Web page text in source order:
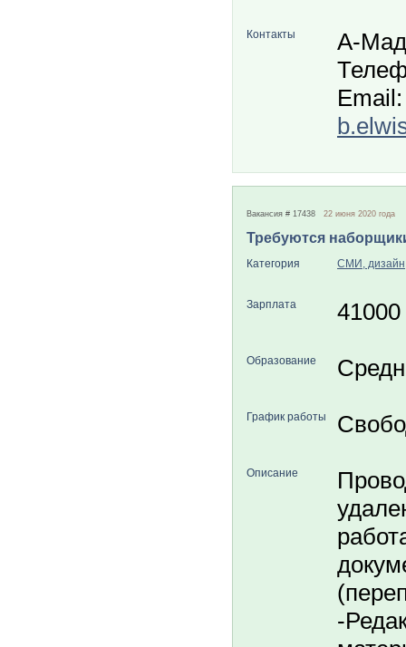
Контакты
А-
Email:
Вакансия # 17438 22 июня 2020 года
Требуются
Категория СМИ,
Зарплата 41000
Образование
График работы
Описание
-